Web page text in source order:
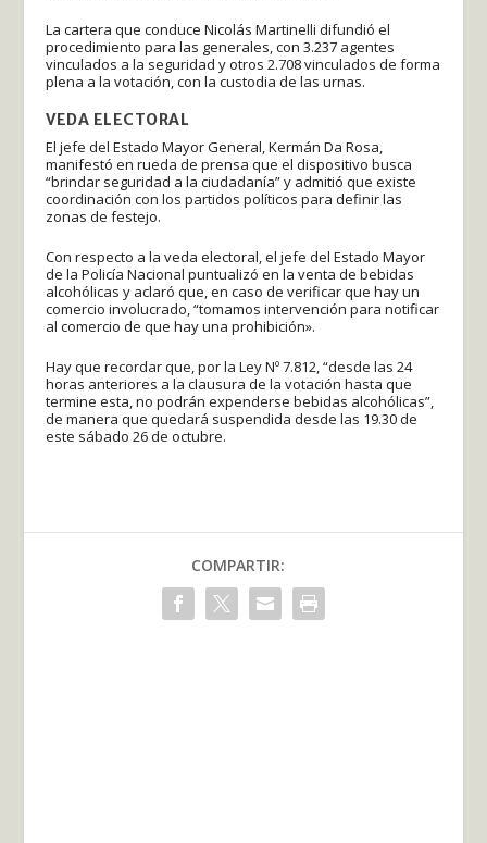
La cartera que conduce Nicolás Martinelli difundió el
procedimiento para las generales, con 3.237 agentes
vinculados a la seguridad y otros 2.708 vinculados de forma
plena a la votación, con la custodia de las urnas.
VEDA ELECTORAL
El jefe del Estado Mayor General, Kermán Da Rosa,
manifestó en rueda de prensa que el dispositivo busca
“brindar seguridad a la ciudadanía” y admitió que existe
coordinación con los partidos políticos para definir las
zonas de festejo.
Con respecto a la veda electoral, el jefe del Estado Mayor
de la Policía Nacional puntualizó en la venta de bebidas
alcohólicas y aclaró que, en caso de verificar que hay un
comercio involucrado, “tomamos intervención para notificar
al comercio de que hay una prohibición».
Hay que recordar que, por la Ley Nº 7.812, “desde las 24
horas anteriores a la clausura de la votación hasta que
termine esta, no podrán expenderse bebidas alcohólicas”,
de manera que quedará suspendida desde las 19.30 de
este sábado 26 de octubre.
COMPARTIR: